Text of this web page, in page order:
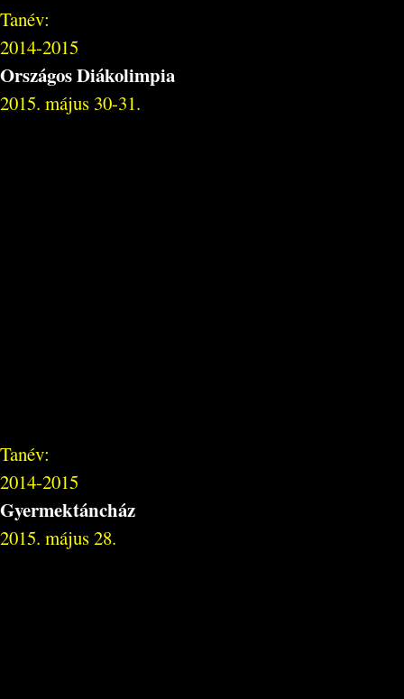
Tanév:
2014-2015
Országos Diákolimpia
2015. május 30-31.
Tanév:
2014-2015
Gyermektáncház
2015. május 28.